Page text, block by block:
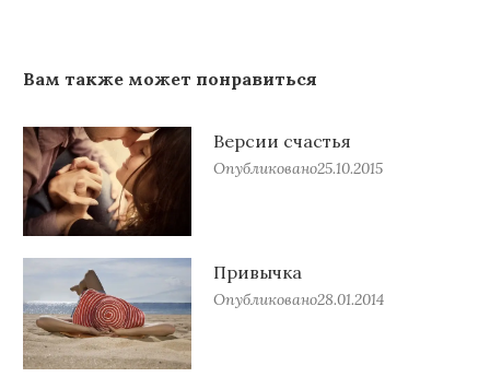
Вам также может понравиться
Версии счастья
Опубликовано25.10.2015
Привычка
Опубликовано28.01.2014